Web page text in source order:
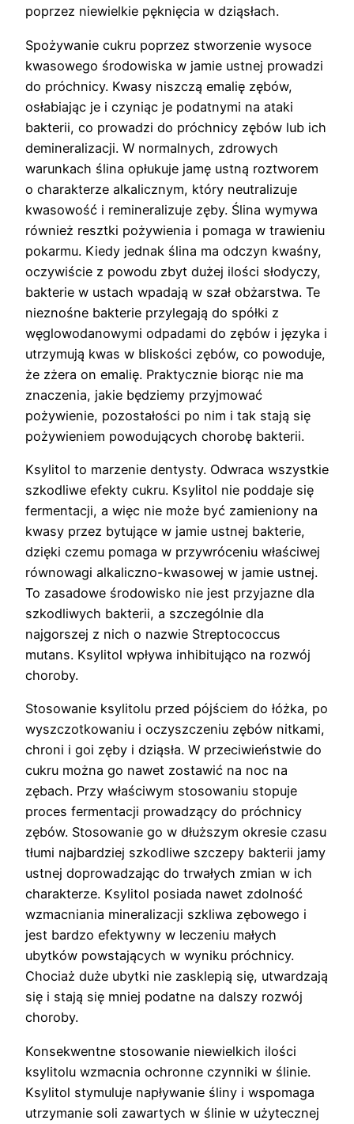
poprzez niewielkie pęknięcia w dziąsłach.
Spożywanie cukru poprzez stworzenie wysoce
kwasowego środowiska w jamie ustnej prowadzi
do próchnicy. Kwasy niszczą emalię zębów,
osłabiając je i czyniąc je podatnymi na ataki
bakterii, co prowadzi do próchnicy zębów lub ich
demineralizacji. W normalnych, zdrowych
warunkach ślina opłukuje jamę ustną roztworem
o charakterze alkalicznym, który neutralizuje
kwasowość i remineralizuje zęby. Ślina wymywa
również resztki pożywienia i pomaga w trawieniu
pokarmu. Kiedy jednak ślina ma odczyn kwaśny,
oczywiście z powodu zbyt dużej ilości słodyczy,
bakterie w ustach wpadają w szał obżarstwa. Te
nieznośne bakterie przylegają do spółki z
węglowodanowymi odpadami do zębów i języka i
utrzymują kwas w bliskości zębów, co powoduje,
że zżera on emalię. Praktycznie biorąc nie ma
znaczenia, jakie będziemy przyjmować
pożywienie, pozostałości po nim i tak stają się
pożywieniem powodujących chorobę bakterii.
Ksylitol to marzenie dentysty. Odwraca wszystkie
szkodliwe efekty cukru. Ksylitol nie poddaje się
fermentacji, a więc nie może być zamieniony na
kwasy przez bytujące w jamie ustnej bakterie,
dzięki czemu pomaga w przywróceniu właściwej
równowagi alkaliczno-kwasowej w jamie ustnej.
To zasadowe środowisko nie jest przyjazne dla
szkodliwych bakterii, a szczególnie dla
najgorszej z nich o nazwie Streptococcus
mutans. Ksylitol wpływa inhibitująco na rozwój
choroby.
Stosowanie ksylitolu przed pójściem do łóżka, po
wyszczotkowaniu i oczyszczeniu zębów nitkami,
chroni i goi zęby i dziąsła. W przeciwieństwie do
cukru można go nawet zostawić na noc na
zębach. Przy właściwym stosowaniu stopuje
proces fermentacji prowadzący do próchnicy
zębów. Stosowanie go w dłuższym okresie czasu
tłumi najbardziej szkodliwe szczepy bakterii jamy
ustnej doprowadzając do trwałych zmian w ich
charakterze. Ksylitol posiada nawet zdolność
wzmacniania mineralizacji szkliwa zębowego i
jest bardzo efektywny w leczeniu małych
ubytków powstających w wyniku próchnicy.
Chociaż duże ubytki nie zasklepią się, utwardzają
się i stają się mniej podatne na dalszy rozwój
choroby.
Konsekwentne stosowanie niewielkich ilości
ksylitolu wzmacnia ochronne czynniki w ślinie.
Ksylitol stymuluje napływanie śliny i wspomaga
utrzymanie soli zawartych w ślinie w użytecznej